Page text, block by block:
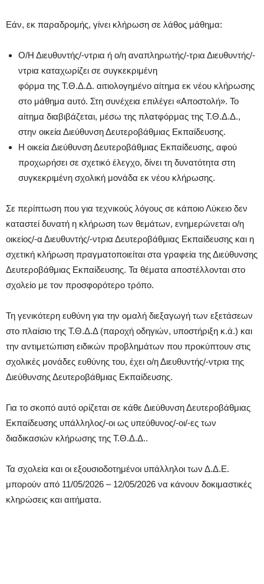
Εάν, εκ παραδρομής, γίνει κλήρωση σε λάθος μάθημα:
Ο/Η Διευθυντής/-ντρια ή ο/η αναπληρωτής/-τρια Διευθυντής/-
ντρια καταχωρίζει σε συγκεκριμένη
φόρμα της Τ.Θ.Δ.Δ. αιτιολογημένο αίτημα εκ νέου κλήρωσης
στο μάθημα αυτό. Στη συνέχεια επιλέγει «Αποστολή». Το
αίτημα διαβιβάζεται, μέσω της πλατφόρμας της Τ.Θ.Δ.Δ.,
στην οικεία Διεύθυνση Δευτεροβάθμιας Εκπαίδευσης.
Η οικεία Διεύθυνση Δευτεροβάθμιας Εκπαίδευσης, αφού
προχωρήσει σε σχετικό έλεγχο, δίνει τη δυνατότητα στη
συγκεκριμένη σχολική μονάδα εκ νέου κλήρωσης.
Σε περίπτωση που για τεχνικούς λόγους σε κάποιο Λύκειο δεν
καταστεί δυνατή η κλήρωση των θεμάτων, ενημερώνεται ο/η
οικείος/-α Διευθυντής/-ντρια Δευτεροβάθμιας Εκπαίδευσης και η
σχετική κλήρωση πραγματοποιείται στα γραφεία της Διεύθυνσης
Δευτεροβάθμιας Εκπαίδευσης. Τα θέματα αποστέλλονται στο
σχολείο με τον προσφορότερο τρόπο.
Τη γενικότερη ευθύνη για την ομαλή διεξαγωγή των εξετάσεων
στο πλαίσιο της Τ.Θ.Δ.Δ (παροχή οδηγιών, υποστήριξη κ.ά.) και
την αντιμετώπιση ειδικών προβλημάτων που προκύπτουν στις
σχολικές μονάδες ευθύνης του, έχει ο/η Διευθυντής/-ντρια της
Διεύθυνσης Δευτεροβάθμιας Εκπαίδευσης.
Για το σκοπό αυτό ορίζεται σε κάθε Διεύθυνση Δευτεροβάθμιας
Εκπαίδευσης υπάλληλος/-οι ως υπεύθυνος/-οι/-ες των
διαδικασιών κλήρωσης της Τ.Θ.Δ.Δ..
Τα σχολεία και οι εξουσιοδοτημένοι υπάλληλοι των Δ.Δ.Ε.
μπορούν από 11/05/2026 – 12/05/2026 να κάνουν δοκιμαστικές
κληρώσεις και αιτήματα.